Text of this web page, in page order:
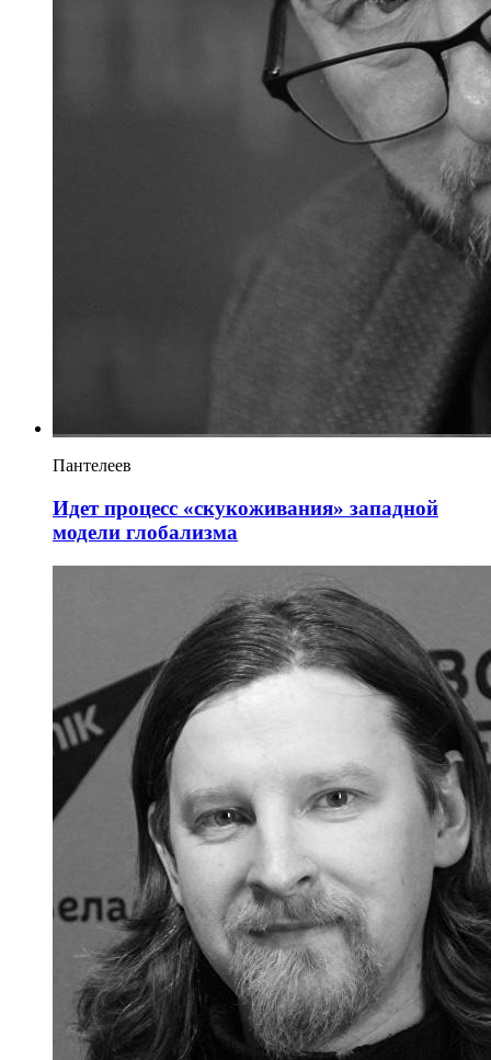
Пантелеев
Идет процесс «скукоживания» западной
модели глобализма